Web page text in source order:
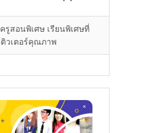
รูสอนพิเศษ เรียนพิเศษที่
วเตอร์คุณภาพ